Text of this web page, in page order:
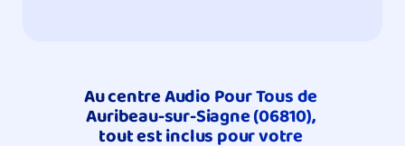
Au centre Audio Pour Tous de
Auribeau-sur-Siagne (06810),
tout est inclus pour votre